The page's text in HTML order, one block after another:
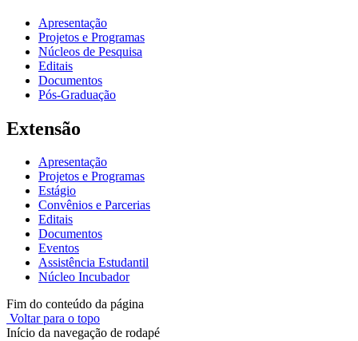
Apresentação
Projetos e Programas
Núcleos de Pesquisa
Editais
Documentos
Pós-Graduação
Extensão
Apresentação
Projetos e Programas
Estágio
Convênios e Parcerias
Editais
Documentos
Eventos
Assistência Estudantil
Núcleo Incubador
Fim do conteúdo da página
Voltar para o topo
Início da navegação de rodapé